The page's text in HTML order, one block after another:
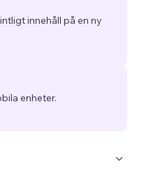
innehåll på en ny
enheter.